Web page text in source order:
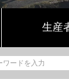
生産